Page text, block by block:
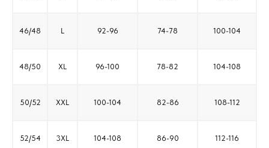
46/48 L 92-96 74-78 100-104
48/50 XL 96-100 78-82 104-108
50/52 XXL 100-104 82-86 108-112
52/54 3XL 104-108 86-90 112-116